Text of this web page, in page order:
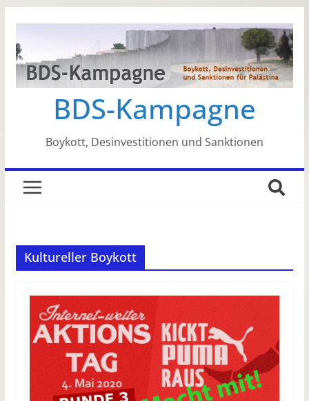
springen
BDS-Kampagne
Boykott, Desinvestitionen und Sanktionen
Kultureller Boykott